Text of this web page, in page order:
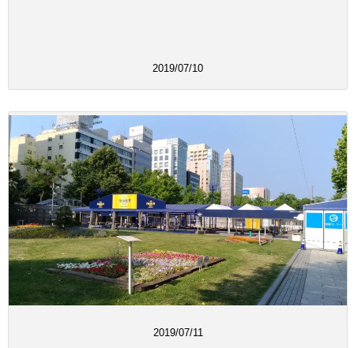
2019/07/10
2019/07/11